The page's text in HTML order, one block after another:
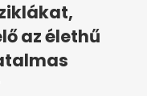
az élethű